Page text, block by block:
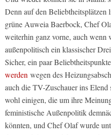
Denn auf den
grüne Auweia Baerbock, Chef
weiterhin ganz vorne, auch wenn
außenpolitisch ein klassischer
Sicher, ein paar Beliebtheitspunkte
werden wegen des
auch die TV-Zuschauer ins Elend
wohl einigen, die um ihre
feministische Außenpolitik
könnten, und Chef Olaf wurde